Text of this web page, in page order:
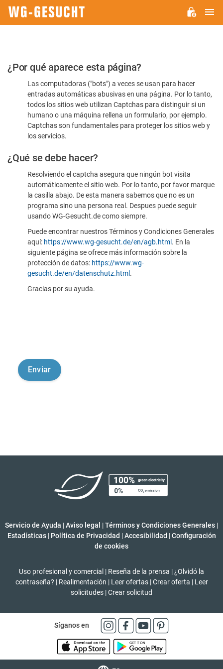
Por
favor,
confirme
humano
¿Por qué aparece esta página?
Las computadoras ("bots") a veces se usan para hacer
entradas automáticas abusivas en una página. Por lo tanto,
todos los sitios web utilizan Captchas para distinguir si un
humano o una máquina rellena un formulario, por ejemplo.
Captchas son fundamentales para proteger los sitios web y
los servicios.
¿Qué se debe hacer?
Resolviendo el captcha asegura que ningún bot visita
automáticamente el sitio web. Por lo tanto, por favor marque
la casilla abajo. De esta manera sabemos que no es un
programa sino una persona real. Despues puede seguir
usando WG-Gesucht.de como siempre.
Puede encontrar nuestros Términos y Condiciones Generales
aquí: https://www.wg-gesucht.de/en/agb.html . En la
siguiente página se ofrece más información sobre la
protección de datos: https://www.wg-
gesucht.de/en/datenschutz.html .
Gracias por su ayuda.
Servicio de Ayuda |Aviso legal |Términos y Condiciones Generales |
Estadísticas | Política de Privacidad | Accesibilidad | Configuración
de cookies
Uso profesional y comercial | Reseña de la prensa | ¿Olvidó la
contraseña? | Realimentación | Leer ofertas | Crear oferta | Leer
solicitudes |Crear solicitud
Síganos en